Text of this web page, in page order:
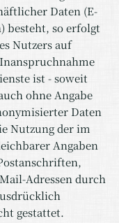
Daten (E-
besteht, so erfolgt
Nutzers auf
ist - soweit
ohne Angabe
Daten
Nutzung der im
Angaben
Adressen durch
gestattet.